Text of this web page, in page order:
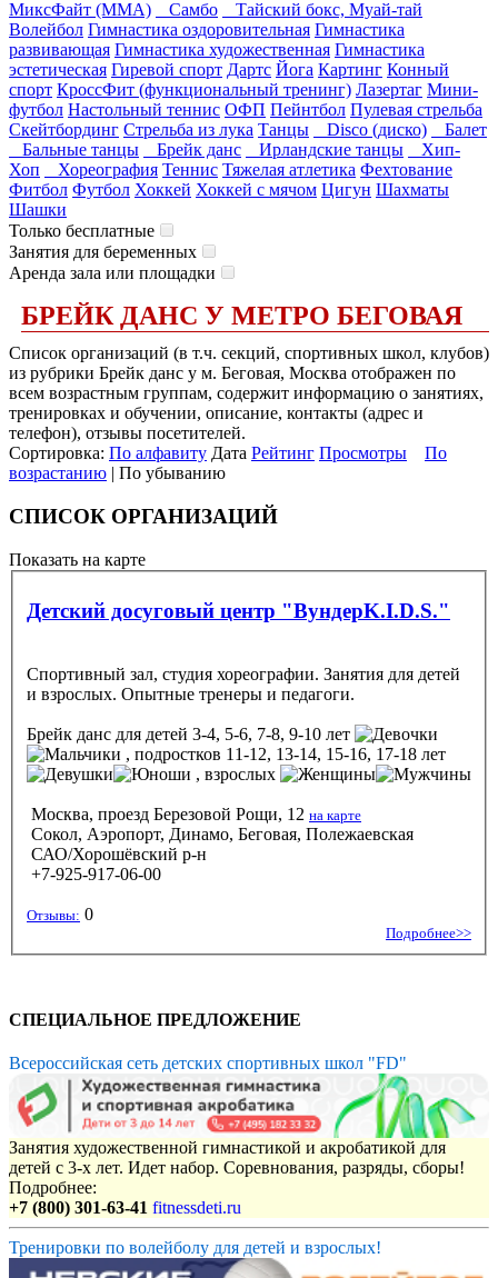
МиксФайт (ММА) Самбо
Тайский бокс, Муай-тай
Волейбол Гимнастика оздоровительная Гимнастика
развивающая Гимнастика художественная Гимнастика
эстетическая Гиревой спорт Дартс Йога Картинг Конный
спорт КроссФит (функциональный тренинг) Лазертаг Мини-
футбол Настольный теннис ОФП Пейнтбол Пулевая стрельба
Скейтбординг Стрельба из лука Танцы Disco (диско)
Балет
Бальные танцы
Брейк данс Ирландские танцы
Хип-
Хоп
Хореография Теннис Тяжелая атлетика Фехтование
Фитбол Футбол Хоккей Хоккей с мячом Цигун Шахматы
Шашки
Только бесплатные
Занятия для беременных
Аренда зала или площадки
БРЕЙК ДАНС У МЕТРО БЕГОВАЯ
Список организаций (в т.ч. секций, спортивных школ, клубов)
из рубрики Брейк данс у м. Беговая, Москва отображен по
всем возрастным группам, содержит информацию о занятиях,
тренировках и обучении, описание, контакты (адрес и
телефон), отзывы посетителей.
Сортировка: По алфавиту Дата Рейтинг Просмотры
По
возрастанию | По убыванию
СПИСОК ОРГАНИЗАЦИЙ
Показать на карте
Детский досуговый центр "ВундерK.I.D.S."
Спортивный зал, студия хореографии. Занятия для детей
и взрослых. Опытные тренеры и педагоги.
Брейк данс для детей 3-4, 5-6, 7-8, 9-10 лет
, подростков 11-12, 13-14, 15-16, 17-18 лет
, взрослых
Москва, проезд Березовой Рощи, 12 на карте
Сокол, Аэропорт, Динамо, Беговая, Полежаевская
САО/Хорошёвский р-н
+7-925-917-06-00
Отзывы: 0
Подробнее>>
СПЕЦИАЛЬНОЕ ПРЕДЛОЖЕНИЕ
Всероссийская сеть детских спортивных школ "FD"
Занятия художественной гимнастикой и акробатикой для
детей с 3-х лет. Идет набор. Соревнования, разряды, сборы!
Подробнее:
+7 (800) 301-63-41 fitnessdeti.ru
Тренировки по волейболу для детей и взрослых!